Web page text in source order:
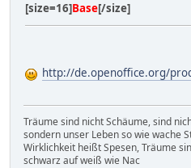
[size=16]Base[/size]
http://de.openoffice.org/
Träume sind nicht Schäume, sind
sondern unser Leben so wie wache
Wirklichkeit heißt Spesen, Träume
schwarz auf weiß wie Nac